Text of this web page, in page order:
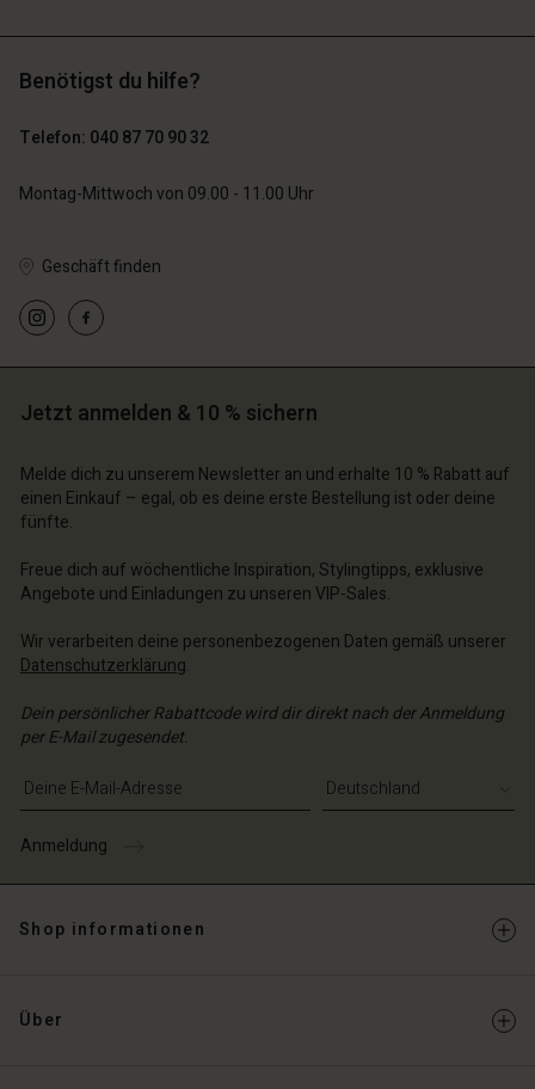
Konto
| Ein Land auswählen
Konto
| Ein Land auswählen
Konto
| Ein Land auswählen
finden
| Ein Land auswählen
Konto
| Ein Land auswählen
| Ein Land auswählen
| Ein Land auswählen
Benötigst du hilfe?
Telefon: 040 87 70 90 32
Montag-Mittwoch von 09.00 - 11.00 Uhr
Geschäft finden
Jetzt anmelden & 10 % sichern
Melde dich zu unserem Newsletter an und erhalte 10 % Rabatt auf
einen Einkauf – egal, ob es deine erste Bestellung ist oder deine
fünfte.
Freue dich auf wöchentliche Inspiration, Stylingtipps, exklusive
Angebote und Einladungen zu unseren VIP-Sales.
Wir verarbeiten deine personenbezogenen Daten gemäß unserer
Datenschutzerklärung.
Dein persönlicher Rabattcode wird dir direkt nach der Anmeldung
per E-Mail zugesendet.
E-Mail-Adresse eingeben
Anmeldung
Shop informationen
Über